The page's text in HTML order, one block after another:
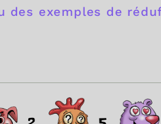
des exemples de